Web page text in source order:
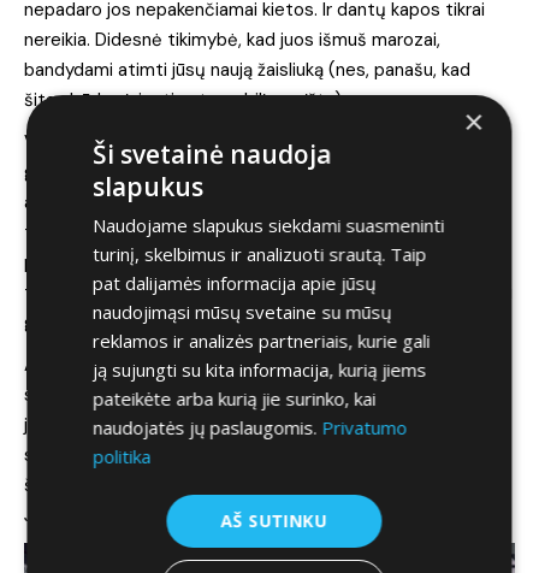
nepadaro jos nepakenčiamai kietos. Ir dantų kapos tikrai
nereikia. Didesnė tikimybė, kad juos išmuš marozai,
bandydami atimti jūsų naują žaisliuką (nes, panašu, kad
šitas būdas įsigyti automobilį – grįžta).
Vienintelis didelis minusas viduje, jei esi gan aukštas –
galinio vaizdo veidrodėlis. Jis didelis ir prikabintas taip, kad
atima nemažą dalį lango, matomumo prasme. Tačiau, kai tik
tokios problemos – esu įsitikinęs, kad Toyota servisas ras
problemos sprendimo būdą. Bet vieta telefonui padaryta
taip patogiai, kad net premium sedanų ir didelių SUV kūrėjai
galėtų pasimokyt.
All in all. Dizainas, galia ir automobilio valdymas bei
stovėjimas – kelia susižavėjimą. Kaip every day car, jeigu
jums daugiau nei 25m., turbūt ne pats tinkamiausias
sprendimas, bet jeigu ieškoti antro fun car automobilio
šeimai ar šiaip į kolekciją – puikus pasirinkimas, kuris atsieis
Jums 340eur. per mėnesį.
×
Ši svetainė naudoja
slapukus
Naudojame slapukus siekdami suasmeninti
turinį, skelbimus ir analizuoti srautą. Taip
pat dalijamės informacija apie jūsų
naudojimąsi mūsų svetaine su mūsų
reklamos ir analizės partneriais, kurie gali
ją sujungti su kita informacija, kurią jiems
pateikėte arba kurią jie surinko, kai
naudojatės jų paslaugomis. Privatumo
politika
AŠ SUTINKU